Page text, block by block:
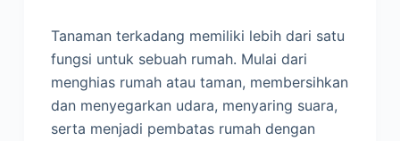
Tanaman terkadang memiliki lebih dari satu
fungsi untuk sebuah rumah. Mulai dari
menghias rumah atau taman, membersihkan
dan menyegarkan udara, menyaring suara,
serta menjadi pembatas rumah dengan